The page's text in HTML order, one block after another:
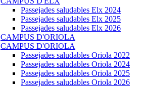
Passejades saludables Elx 2024
Passejades saludables Elx 2025
Passejades saludables Elx 2026
CAMPUS D'ORIOLA
CAMPUS D'ORIOLA
Passejades saludables Oriola 2022
Passejades saludables Oriola 2024
Passejades saludables Oriola 2025
Passejades saludables Oriola 2026